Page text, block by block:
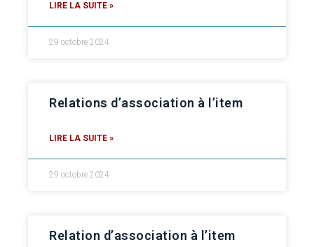
LIRE LA SUITE »
29 octobre 2024
Relations d’association à l’item
LIRE LA SUITE »
29 octobre 2024
Relation d’association à l’item